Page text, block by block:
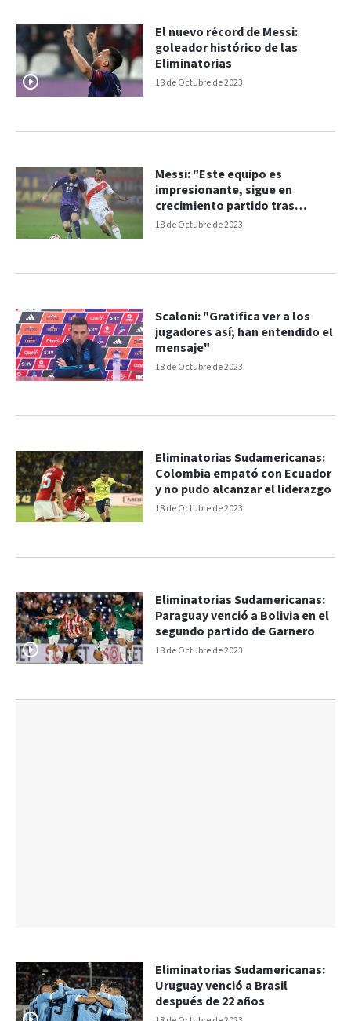
18 de Octubre de 2023
El nuevo récord de Messi:
goleador histórico de las
Eliminatorias
18 de Octubre de 2023
Messi: "Este equipo es
impresionante, sigue en
crecimiento partido tras
partido"
18 de Octubre de 2023
Scaloni: "Gratifica ver a los
jugadores así; han entendido el
mensaje"
18 de Octubre de 2023
Eliminatorias Sudamericanas:
Colombia empató con Ecuador
y no pudo alcanzar el liderazgo
18 de Octubre de 2023
Eliminatorias Sudamericanas:
Paraguay venció a Bolivia en el
segundo partido de Garnero
Eliminatorias Sudamericanas:
Uruguay venció a Brasil
después de 22 años